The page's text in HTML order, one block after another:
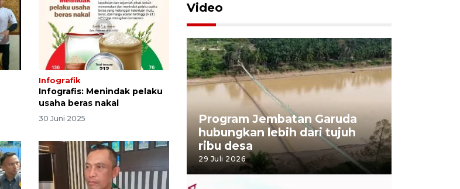
Infografik
Infografis: Menindak pelaku
usaha beras nakal
30 Juni 2025
Video
Program Jembatan Garuda
hubungkan lebih dari tujuh
ribu desa
29 Juli 2026